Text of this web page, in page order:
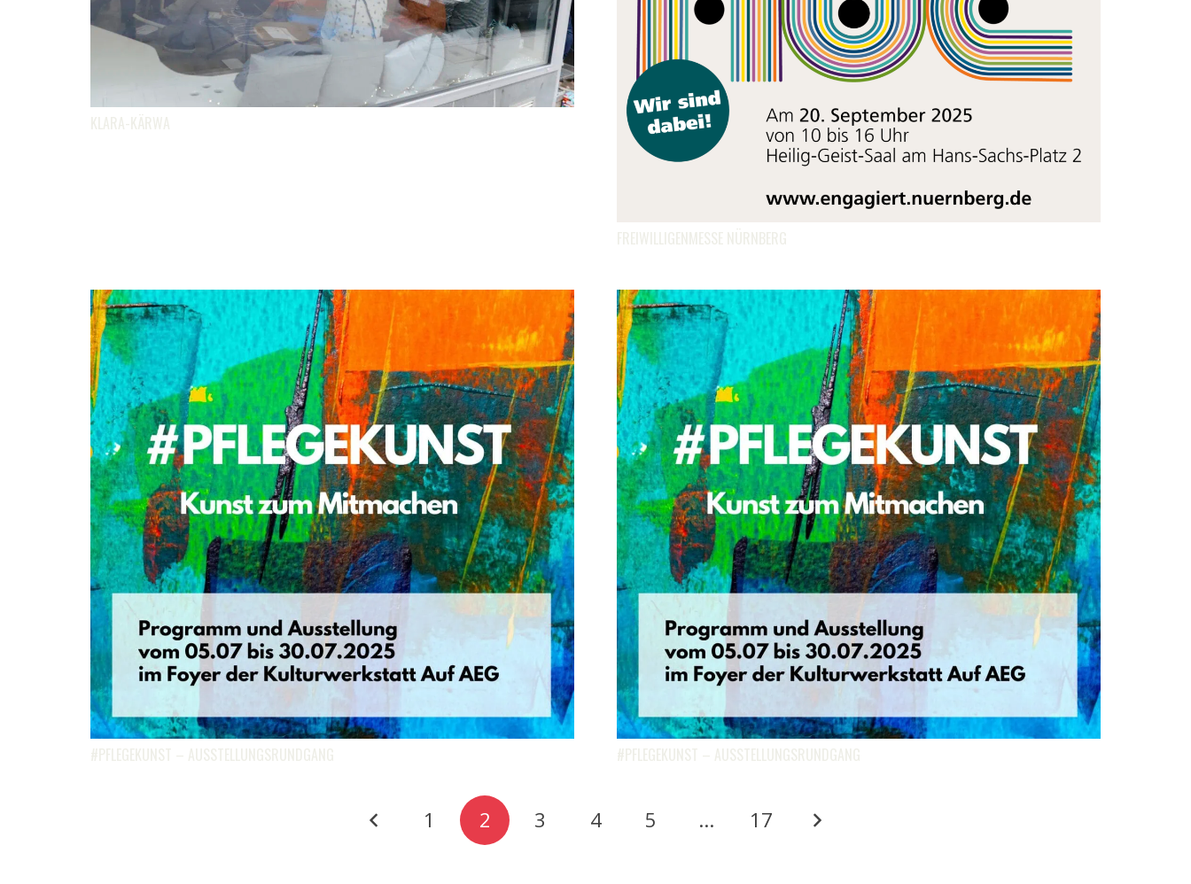
KLARA-KÄRWA
FREIWILLIGENMESSE NÜRNBERG
#PFLEGEKUNST – AUSSTELLUNGSRUNDGANG #PFLEGEKUNST – AUSSTELLUNGSRUNDGANG
1 2 3 4 5 … 17